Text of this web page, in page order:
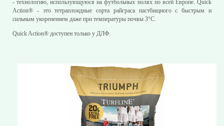
- технологию, использующуюся на футбольных полях по всей Европе. Quick
Action® - это тетраплоидные сорта райграса пастбищного с быстрым и
сильным укоренением даже при температуры почвы 3°C.
Quick Action® доступен только у ДЛФ.